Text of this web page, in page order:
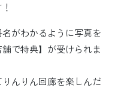
がわかるように写真を
で特典】が受けられま
んりん回廊を楽しんだ